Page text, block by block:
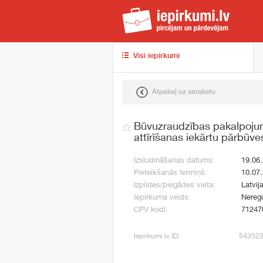
Visi iepirkumi
Atpakaļ uz sarakstu
Būvuzraudzības
attīrīšanas iekārtu
Izsludināšanas datums:
Pieteikšanās termiņš:
Izpildes/piegādes vieta:
Iepirkuma veids:
CPV kodi:
Iepirkumi.lv ID: